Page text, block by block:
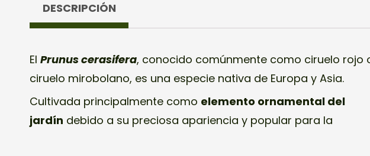
DESCRIPCIÓN
El Prunus cerasifera, conocido comúnmente como ciruelo rojo
ciruelo mirobolano, es una especie nativa de Europa y Asia.
Cultivada principalmente como elemento ornamental del
jardín debido a su preciosa apariencia y popular para la